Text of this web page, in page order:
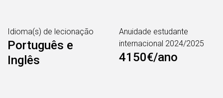
Idioma(s) de lecionação
Português e
Inglês
Anuidade estudante
internacional 2024/2025
4150€/ano